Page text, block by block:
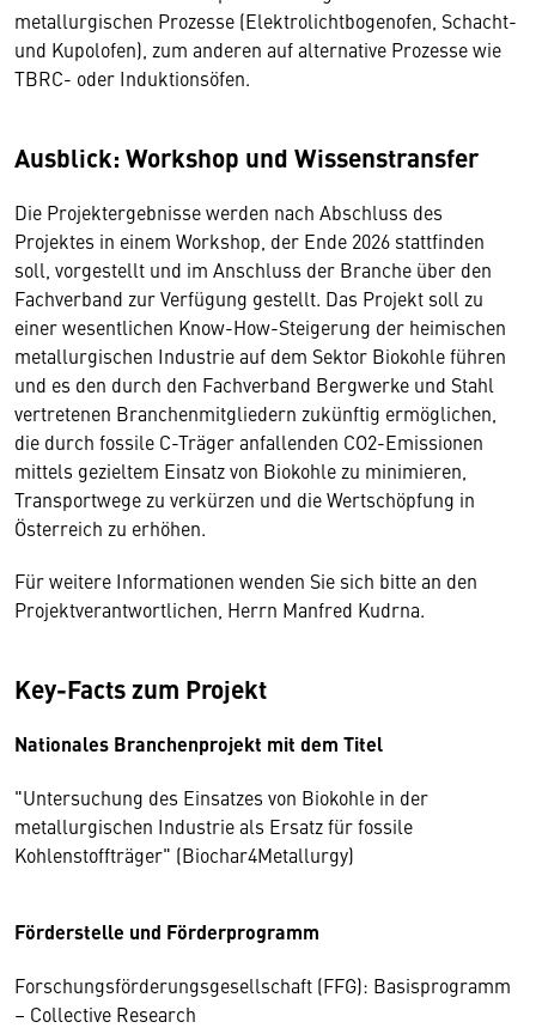
metallurgischen Prozesse (Elektrolichtbogenofen, Schacht-
und Kupolofen), zum anderen auf alternative Prozesse wie
TBRC- oder Induktionsöfen.
Ausblick: Workshop und Wissenstransfer
Die Projektergebnisse werden nach Abschluss des
Projektes in einem Workshop, der Ende 2026 stattfinden
soll, vorgestellt und im Anschluss der Branche über den
Fachverband zur Verfügung gestellt. Das Projekt soll zu
einer wesentlichen Know-How-Steigerung der heimischen
metallurgischen Industrie auf dem Sektor Biokohle führen
und es den durch den Fachverband Bergwerke und Stahl
vertretenen Branchenmitgliedern zukünftig ermöglichen,
die durch fossile C-Träger anfallenden CO2-Emissionen
mittels gezieltem Einsatz von Biokohle zu minimieren,
Transportwege zu verkürzen und die Wertschöpfung in
Österreich zu erhöhen.
Für weitere Informationen wenden Sie sich bitte an den
Projektverantwortlichen, Herrn Manfred Kudrna.
Key-Facts zum Projekt
Nationales Branchenprojekt mit dem Titel
"Untersuchung des Einsatzes von Biokohle in der
metallurgischen Industrie als Ersatz für fossile
Kohlenstoffträger" (Biochar4Metallurgy)
Förderstelle und Förderprogramm
Forschungsförderungsgesellschaft (FFG): Basisprogramm
– Collective Research